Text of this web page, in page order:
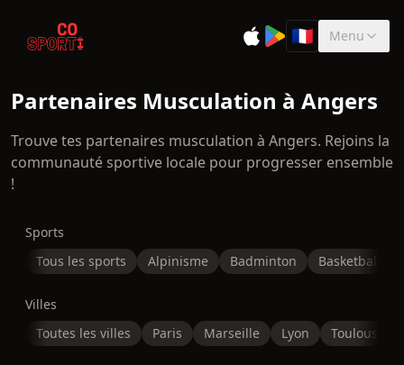
🇫🇷Sélectionner la
Menu
Partenaires Musculation à Angers
Trouve tes partenaires musculation à Angers. Rejoins la
communauté sportive locale pour progresser ensemble
!
Sports
Tous les sports
Alpinisme Badminton Basketball
Villes
Toutes les villes
Paris Marseille Lyon Toulouse